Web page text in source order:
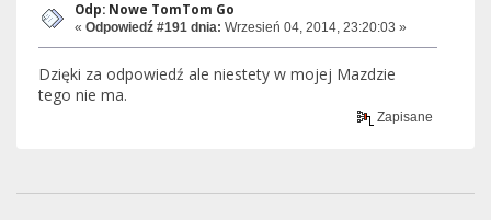
Odp: Nowe TomTom Go
« Odpowiedź #191 dnia: Wrzesień 04, 2014, 23:20:03 »
Dzięki za odpowiedź ale niestety w mojej Mazdzie
tego nie ma.
Zapisane